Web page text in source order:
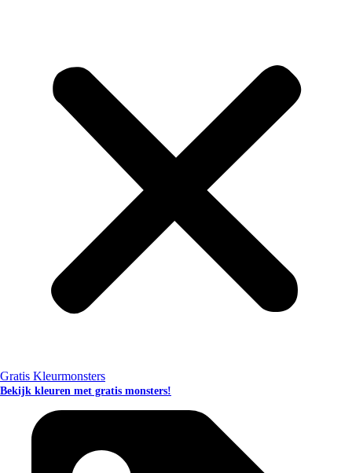
Gratis Kleurmonsters
Bekijk kleuren met gratis monsters!